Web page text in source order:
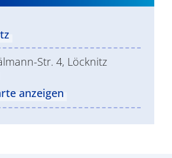
Str. 4, Löcknitz
anzeigen